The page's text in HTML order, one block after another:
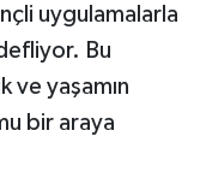
uygulamalarla
Bu
ve yaşamın
bir araya